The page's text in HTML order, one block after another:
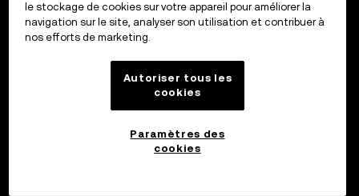
le stockage de cookies sur votre appareil pour améliorer la
navigation sur le site, analyser son utilisation et contribuer à
nos efforts de marketing.
Autoriser tous les
cookies
Paramètres des
cookies